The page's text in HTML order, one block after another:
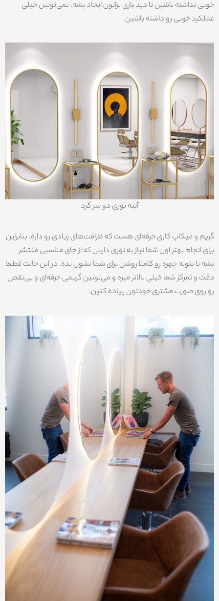
خوبی نداشته باشین تا دید بازی براتون ایجاد بشه، نمی‌تونین خیلی
عملکرد خوبی رو داشته باشین.
آینه نوری دو سر گرد
گریم و میکاپ کاری حرفه‌ای هست که ظرافت‌های زیادی رو داره. بنابراین
برای انجام بهتر اون شما نیاز به نوری دارین که از جای مناسبی منتشر
بشه تا بتونه چهره رو کاملا روشن برای شما نشون بده. در این حالت قطعا
دقت و تمرکز شما خیلی بالاتر میره و می‌تونین گریمی حرفه‌ای و بی‌نقص
رو روی صورت مشتری خودتون پیاده کنین.